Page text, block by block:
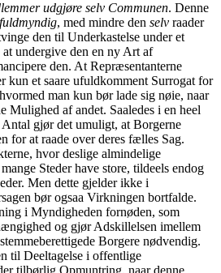
udgjøre selv Communen. Denne
fuldmyndig, med mindre den selv raader
den til Underkastelse under et
undergive den en ny Art af
den. At Repræsentanterne
kun et saare ufuldkomment Surrogat for
man kun bør lade sig nøie, naar
Mulighed af andet. Saaledes i en heel
gjør det umuligt, at Borgerne
for at raade over deres fælles Sag.
hvor deslige almindelige
Steder have store, tildeels endog
Men dette gjelder ikke i
bør ogsaa Virkningen bortfalde.
i Myndigheden fornøden, som
og gjør Adskillelsen imellem
Borgere nødvendig.
til Deeltagelse i offentlige